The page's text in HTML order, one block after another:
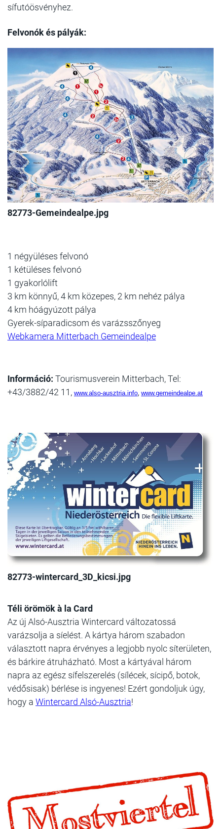
sífutóösvényhez.
Felvonók és pályák:
82773-Gemeindealpe.jpg
1 négyüléses felvonó
1 kétüléses felvonó
1 gyakorlólift
3 km könnyű, 4 km közepes, 2 km nehéz pálya
4 km hóágyúzott pálya
Gyerek-síparadicsom és varázsszőnyeg
Webkamera Mitterbach Gemeindealpe
Információ: Tourismusverein Mitterbach, Tel:
+43/3882/42 11, www.also-ausztria.info, www.gemeindealpe.at
82773-wintercard_3D_kicsi.jpg
Téli örömök à la Card
Az új Alsó-Ausztria Wintercard változatossá
varázsolja a síelést. A kártya három szabadon
választott napra érvényes a legjobb nyolc síterületen,
és bárkire átruházható. Most a kártyával három
napra az egész sífelszerelés (sílécek, sícipő, botok,
védősisak) bérlése is ingyenes! Ezért gondoljuk úgy,
hogy a Wintercard Alsó-Ausztria!